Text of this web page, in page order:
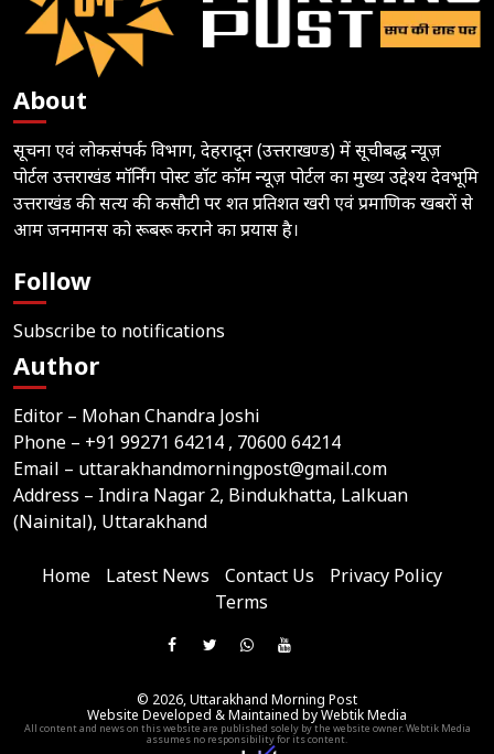
About
सूचना एवं लोकसंपर्क विभाग, देहरादून (उत्तराखण्ड) में सूचीबद्ध न्यूज़
पोर्टल उत्तराखंड मॉर्निंग पोस्ट डॉट कॉम न्यूज़ पोर्टल का मुख्य उद्देश्य देवभूमि
उत्तराखंड की सत्य की कसौटी पर शत प्रतिशत खरी एवं प्रमाणिक खबरों से
आम जनमानस को रूबरू कराने का प्रयास है।
Follow
Subscribe to notifications
Author
Editor – Mohan Chandra Joshi
Phone – +91 99271 64214 , 70600 64214
Email – uttarakhandmorningpost@gmail.com
Address – Indira Nagar 2, Bindukhatta, Lalkuan
(Nainital), Uttarakhand
Home Latest News Contact Us
Privacy Policy
Terms
Like
On
Facebook
Follow
On
Twitter
Join
WhatsApp
Group
Subscribe
YouTube
Channel
on
Telegram
© 2026,Uttarakhand Morning Post
Website Developed & Maintained by Webtik Media
All content and news on this website are published solely by the website owner. Webtik Media
assumes no responsibility for its content.